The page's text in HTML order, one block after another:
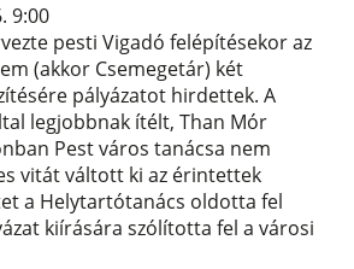
9:00
pesti Vigadó felépítésekor az
(akkor Csemegetár) két
pályázatot hirdettek. A
legjobbnak ítélt, Than Mór
Pest város tanácsa nem
vitát váltott ki az érintettek
a Helytartótanács oldotta fel
kiírására szólította fel a városi